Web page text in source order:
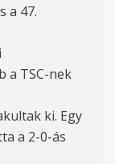
a 47.
a TSC-nek
ki. Egy
a 2-0-ás